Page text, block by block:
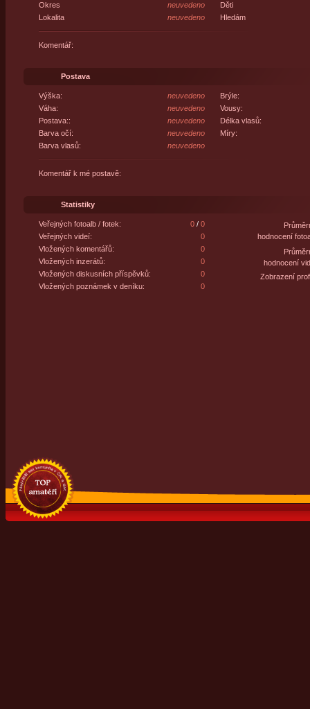
Okres
neuvedeno
Lokalita
neuvedeno
Děti
Hledám
Komentář:
Postava
Výška:
neuvedeno
Váha:
neuvedeno
Postava::
neuvedeno
Barva očí:
neuvedeno
Barva vlasů:
neuvedeno
Brýle:
Vousy:
Délka vlasů:
Míry:
Komentář k mé postavě:
Statistiky
Veřejných fotoalb / fotek: 0/ 0
Veřejných videí:
0
Vložených komentářů:
0
Vložených inzerátů:
0
Vložených diskusních příspěvků:
0
Vložených poznámek v deníku:
0
hodnocení
hodnocení
Zobrazení